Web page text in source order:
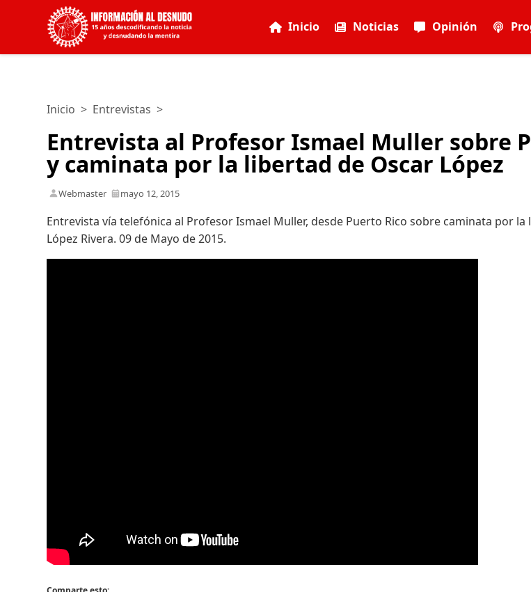
Inicio Noticias Opinión
Inicio > Entrevistas >
Entrevista al Profesor Ismael Muller sobre
y caminata por la libertad de Oscar López
Webmaster mayo 12, 2015
Entrevista vía telefónica al Profesor Ismael Muller, desde Puerto Rico sobre caminata por la
López Rivera. 09 de Mayo de 2015.